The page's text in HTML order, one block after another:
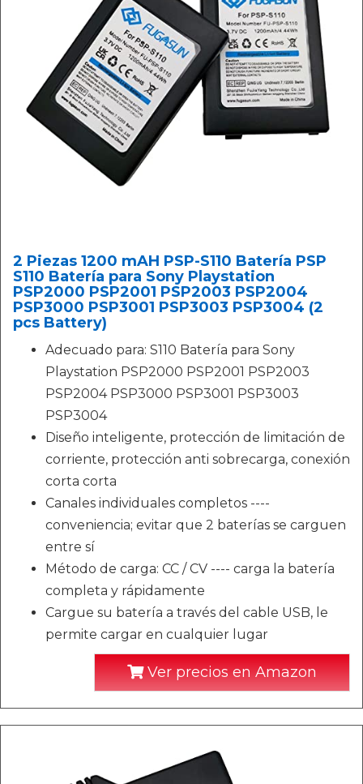
2 Piezas 1200 mAH PSP-S110 Batería PSP
S110 Batería para Sony Playstation
PSP2000 PSP2001 PSP2003 PSP2004
PSP3000 PSP3001 PSP3003 PSP3004 (2
pcs Battery)
Adecuado para: S110 Batería para Sony
Playstation PSP2000 PSP2001 PSP2003
PSP2004 PSP3000 PSP3001 PSP3003
PSP3004
Diseño inteligente, protección de limitación de
corriente, protección anti sobrecarga, conexión
corta corta
Canales individuales completos ----
conveniencia; evitar que 2 baterías se carguen
entre sí
Método de carga: CC / CV ---- carga la batería
completa y rápidamente
Cargue su batería a través del cable USB, le
permite cargar en cualquier lugar
Ver precios en Amazon